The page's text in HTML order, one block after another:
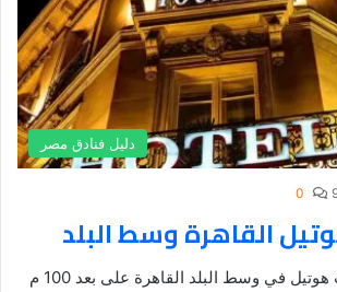
دليل فنادق مصر
0
القاهرة وسط البلد
يقع فندق توريست هوتيل في وسط البلد القاهرة على بعد 100 م